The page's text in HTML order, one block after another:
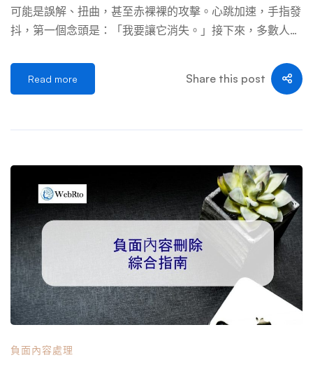
可能是誤解、扭曲，甚至赤裸裸的攻擊。心跳加速，手指發
抖，第一個念頭是：「我要讓它消失。」接下來，多數人會
錢請專業的聲譽管理公司處理？ 這不只是「刪文」這麼簡
單。平臺規則、人性反應、法律界線、心理損耗，以及後續
免走冤枉路、傷荷包，或被二次傷害，這篇會是很實際的參
考。 一、認識 Threads 的內容生態：為什麼負面貼文特別
棘手？ Threads 從 2023 年上線後，靠著與 Instagram 連動
的帳號體系，以及相對寬鬆、即興的討論氣氛，短時間內吸
納了大量台灣使用者。它的時間線混合了追蹤內容與推薦內
容，演算法傾向推送互動高的貼文——哪怕是吵架、爆料
或情緒性指控。 這代表什麼？一則負面貼文如果起初有幾
十個人按讚、留言或轉發，就可能被推進更多陌生人的動
態。Threads 的「轉發+評論」機制讓議題持續發酵，一個
遇網路攻擊，就是在 Threads 上，因為發文門檻低、情緒傳
Read more Share this post
負面內容處理